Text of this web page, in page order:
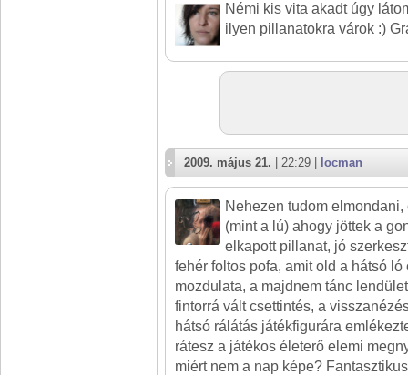
Némi kis vita akadt úgy
ilyen pillanatokra várok :)
2009. május 21. | 22:29 | locman
Nehezen tudom
(mint a lú) ahogy jöttek a
elkapott pillanat, jó
fehér foltos pofa, amit old a hátsó
mozdulata, a majdnem tánc
fintorrá vált csettintés, a
hátsó rálátás játékfigurára
rátesz a játékos életerő elemi
miért nem a nap képe?